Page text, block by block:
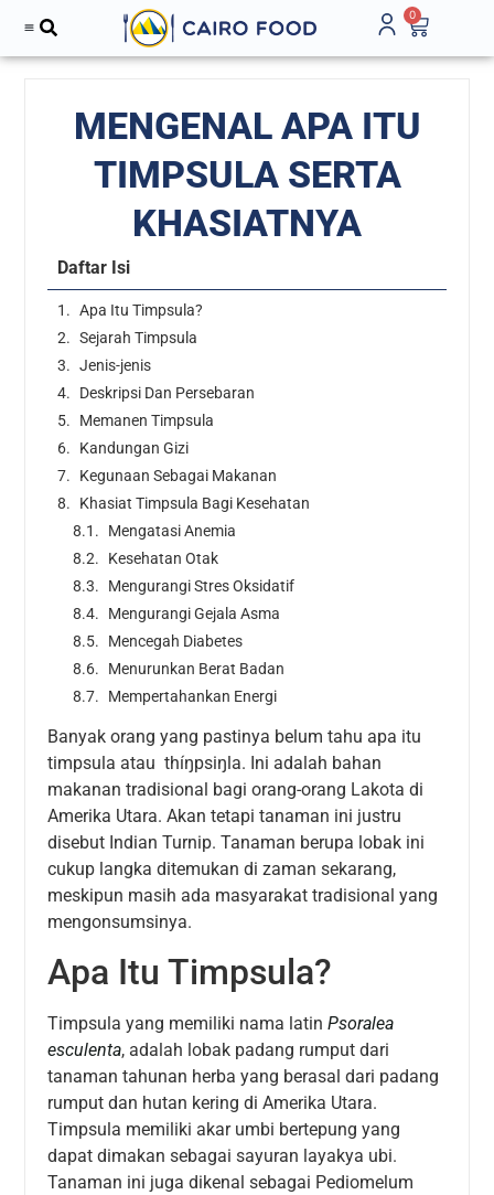
0
MENGENAL APA ITU
TIMPSULA SERTA
KHASIATNYA
Daftar Isi
Apa Itu Timpsula?
Sejarah Timpsula
Jenis-jenis
Deskripsi Dan Persebaran
Memanen Timpsula
Kandungan Gizi
Kegunaan Sebagai Makanan
Khasiat Timpsula Bagi Kesehatan
Mengatasi Anemia
Kesehatan Otak
Mengurangi Stres Oksidatif
Mengurangi Gejala Asma
Mencegah Diabetes
Menurunkan Berat Badan
Mempertahankan Energi
Banyak orang yang pastinya belum tahu apa itu
timpsula atau thíŋpsiŋla. Ini adalah bahan
makanan tradisional bagi orang-orang Lakota di
Amerika Utara. Akan tetapi tanaman ini justru
disebut Indian Turnip. Tanaman berupa lobak ini
cukup langka ditemukan di zaman sekarang,
meskipun masih ada masyarakat tradisional yang
mengonsumsinya.
Apa Itu Timpsula?
Timpsula yang memiliki nama latinPsoralea
esculenta, adalah lobak padang rumput dari
tanaman tahunan herba yang berasal dari padang
rumput dan hutan kering di Amerika Utara.
Timpsula memiliki akar umbi bertepung yang
dapat dimakan sebagai sayuran layakya ubi.
Tanaman ini juga dikenal sebagai Pediomelum